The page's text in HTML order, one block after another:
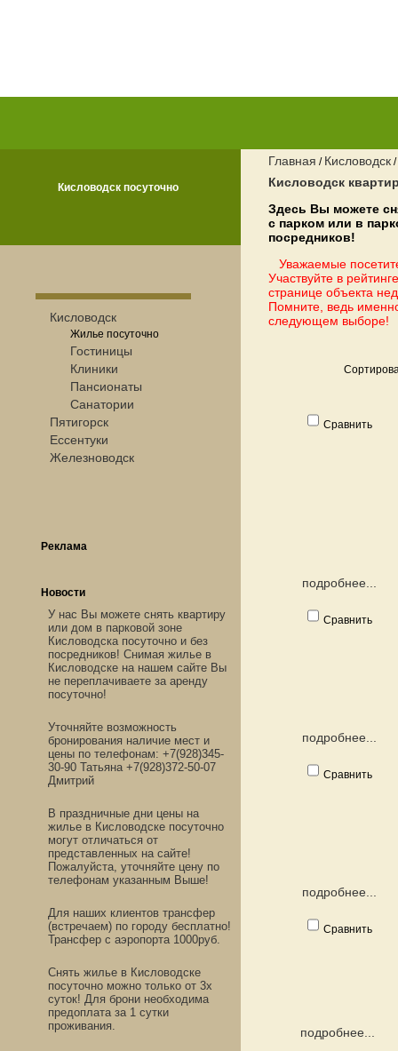
Кисловодск посуточно
Главная / Кисловодск /
Кисловодск
Здесь Вы можете
с парком или в
посредников!
Уважаемые
Участвуйте в
странице объекта
Помните, ведь
следующем выборе!
Сравнить
подробнее...
Сравнить
подробнее...
Сравнить
подробнее...
Сравнить
подробнее...
Кисловодск
Жилье посуточно
Гостиницы
Клиники
Пансионаты
Санатории
Пятигорск
Ессентуки
Железноводск
Реклама
Новости
У нас Вы можете снять квартиру
или дом в парковой зоне
Кисловодска посуточно и без
посредников! Снимая жилье в
Кисловодске на нашем сайте Вы
не переплачиваете за аренду
посуточно!
Уточняйте возможность
бронирования наличие мест и
цены по телефонам: +7(928)345-
30-90 Татьяна +7(928)372-50-07
Дмитрий
В праздничные дни цены на
жилье в Кисловодске посуточно
могут отличаться от
представленных на сайте!
Пожалуйста, уточняйте цену по
телефонам указанным Выше!
Для наших клиентов трансфер
(встречаем) по городу бесплатно!
Трансфер с аэропорта 1000руб.
Снять жилье в Кисловодске
посуточно можно только от 3х
суток! Для брони необходима
предоплата за 1 сутки
проживания.